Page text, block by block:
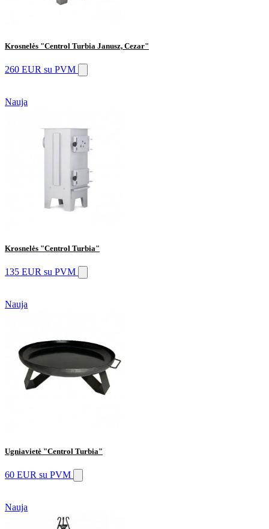
Krosnelės "Centrol Turbia Janusz, Cezar"
260 EUR su PVM
Nauja
Krosnelės "Centrol Turbia"
135 EUR su PVM
Nauja
Ugniavietė "Centrol Turbia"
60 EUR su PVM
Nauja